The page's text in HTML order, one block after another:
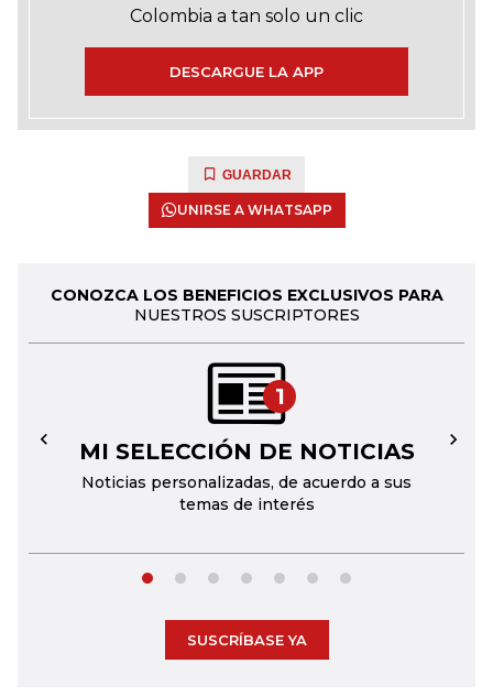
Colombia a tan solo un clic
DESCARGUE LA APP
GUARDAR
UNIRSE A WHATSAPP
CONOZCA LOS BENEFICIOS EXCLUSIVOS PARA
NUESTROS SUSCRIPTORES
1
MI SELECCIÓN DE NOTICIAS
Noticias personalizadas, de acuerdo a sus
temas de interés
← →
SUSCRÍBASE YA